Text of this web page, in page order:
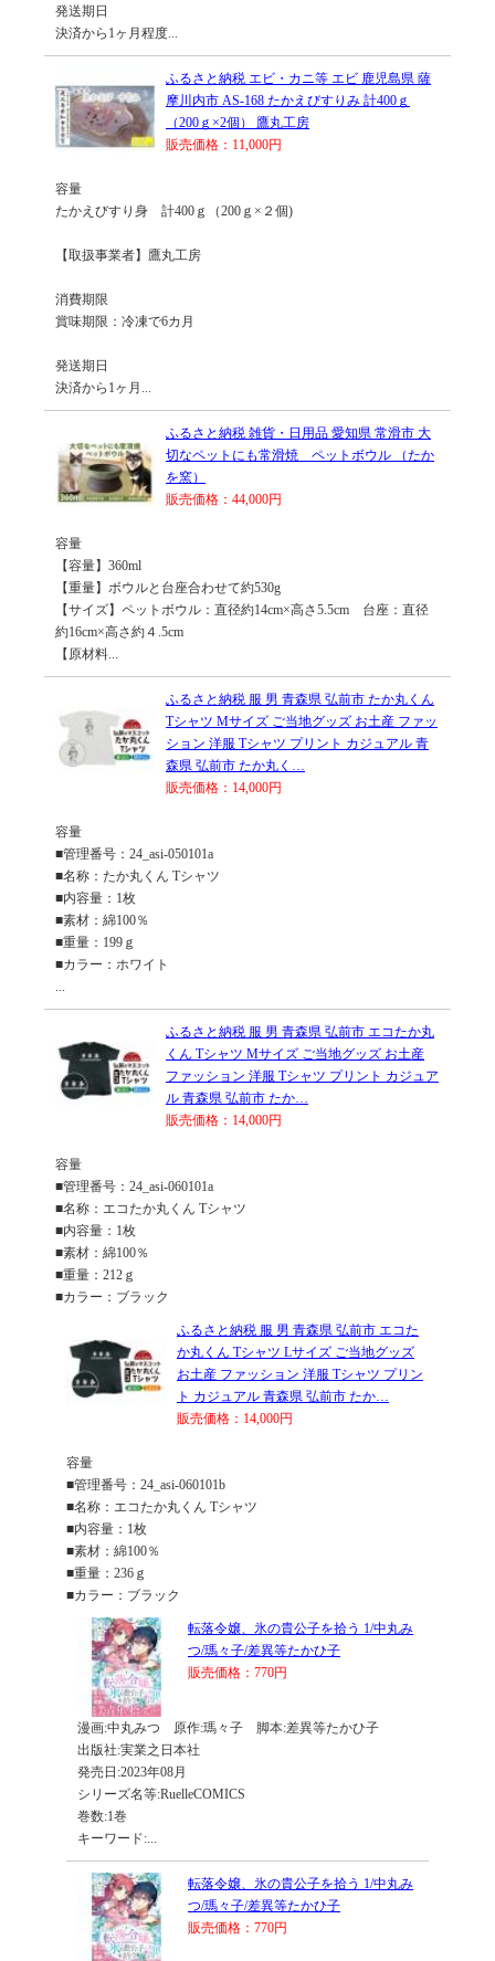
発送期日
決済から1ヶ月程度...
ふるさと納税 エビ・カニ等 エビ 鹿児島県 薩
摩川内市 AS-168 たかえびすりみ 計400ｇ
（200ｇ×2個） 鷹丸工房
販売価格：11,000円
容量
たかえびすり身 計400ｇ（200ｇ×２個)
【取扱事業者】鷹丸工房
消費期限
賞味期限：冷凍で6カ月
発送期日
決済から1ヶ月...
ふるさと納税 雑貨・日用品 愛知県 常滑市 大
切なペットにも常滑焼 ペットボウル （たか
を窯）
販売価格：44,000円
容量
【容量】360ml
【重量】ボウルと台座合わせて約530g
【サイズ】ペットボウル：直径約14cm×高さ5.5cm 台座：直径
約16cm×高さ約４.5cm
【原材料...
ふるさと納税 服 男 青森県 弘前市 たか丸くん
Tシャツ Mサイズ ご当地グッズ お土産 ファッ
ション 洋服 Tシャツ プリント カジュアル 青
森県 弘前市 たか丸く…
販売価格：14,000円
容量
■管理番号：24_asi-050101a
■名称：たか丸くん Tシャツ
■内容量：1枚
■素材：綿100％
■重量：199ｇ
■カラー：ホワイト
...
ふるさと納税 服 男 青森県 弘前市 エコたか丸
くん Tシャツ Mサイズ ご当地グッズ お土産
ファッション 洋服 Tシャツ プリント カジュア
ル 青森県 弘前市 たか…
販売価格：14,000円
容量
■管理番号：24_asi-060101a
■名称：エコたか丸くん Tシャツ
■内容量：1枚
■素材：綿100％
■重量：212ｇ
■カラー：ブラック
ふるさと納税 服 男 青森県 弘前市 エコた
か丸くん Tシャツ Lサイズ ご当地グッズ
お土産 ファッション 洋服 Tシャツ プリン
ト カジュアル 青森県 弘前市 たか…
販売価格：14,000円
容量
■管理番号：24_asi-060101b
■名称：エコたか丸くん Tシャツ
■内容量：1枚
■素材：綿100％
■重量：236ｇ
■カラー：ブラック
転落令嬢、氷の貴公子を拾う 1/中丸み
つ/瑪々子/差異等たかひ子
販売価格：770円
漫画:中丸みつ 原作:瑪々子 脚本:差異等たかひ子
出版社:実業之日本社
発売日:2023年08月
シリーズ名等:RuelleCOMICS
巻数:1巻
キーワード:...
転落令嬢、氷の貴公子を拾う 1/中丸み
つ/瑪々子/差異等たかひ子
販売価格：770円